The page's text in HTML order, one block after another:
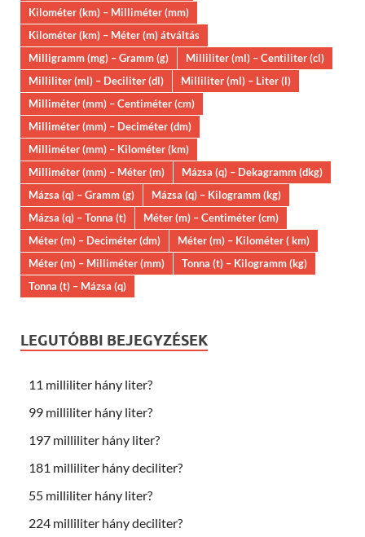
Kilométer (km) – Milliméter (mm)
Kilométer (km) – Méter (m) átváltás
Milligramm (mg) – Gramm (g)
Milliliter (ml) – Centiliter (cl)
Milliliter (ml) – Deciliter (dl)
Milliliter (ml) – Liter (l)
Milliméter (mm) – Centiméter (cm)
Milliméter (mm) – Deciméter (dm)
Milliméter (mm) – Kilométer (km)
Milliméter (mm) – Méter (m)
Mázsa (q) – Dekagramm (dkg)
Mázsa (q) – Gramm (g)
Mázsa (q) – Kilogramm (kg)
Mázsa (q) – Tonna (t)
Méter (m) – Centiméter (cm)
Méter (m) – Deciméter (dm)
Méter (m) – Kilométer ( km)
Méter (m) – Milliméter (mm)
Tonna (t) – Kilogramm (kg)
Tonna (t) – Mázsa (q)
LEGUTÓBBI BEJEGYZÉSEK
11 milliliter hány liter?
99 milliliter hány liter?
197 milliliter hány liter?
181 milliliter hány deciliter?
55 milliliter hány liter?
224 milliliter hány deciliter?